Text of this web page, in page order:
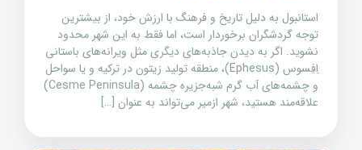
استانبول به دلیل تاریخ و فرهنگ با ارزش خود، از بیشترین
توجه گردشگران برخوردار است، اما فقط به این شهر محدود
نشوید. اگر به دیدن جاذبه‌های دیگری مثل ویرانه‌های باستانی
اِفِسوس (Ephesus)، منطقه تولید زیتون در ترکیه و یا سواحل
و چشمه‌های آب گرم شبه‌جزیره چشمه (Cesme Peninsula)
علاقه‌مند هستید، شهر ازمیر می‌تواند به عنوان […]